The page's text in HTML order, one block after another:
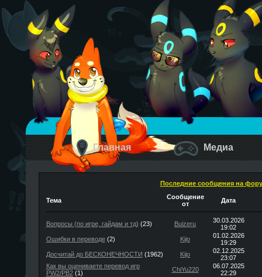
Главная Медиа
Последние сообщения на
Тема
Сообщение
от
Дата
Вопросы (по игре, гайдам и тд) (23) Buizeru
30.03.2026
19:02
Ошибки в переводе(2) Kijo
01.02.2026
19:29
Досчитай до БЕСКОНЕЧНОСТИ (1962) Kijo
02.12.2025
23:07
Как вы оцениваете перевод игр
PW2/PB2(1) ChiYu220
06.07.2025
22:29